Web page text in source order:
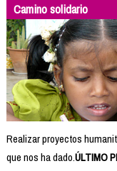
Camino solidario
Realizar proyectos
que nos ha dado.ÚLTIMO